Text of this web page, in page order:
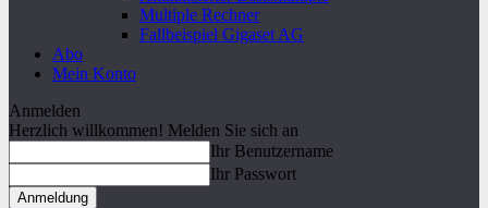
Multiple Rechner
Fallbeispiel Gigaset AG
Abo
Mein Konto
Anmelden
Herzlich willkommen! Melden Sie sich an
Ihr Benutzername
Ihr Passwort